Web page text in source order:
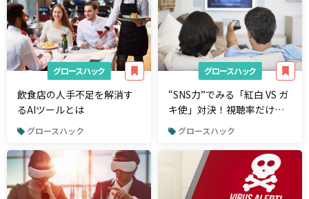
グロースハック
飲食店の人手不足を解消す
るAIツールとは
グロースハック
グロースハック
“SNS力”でみる「紅白 VS ガ
キ使」対決！視聴率だけで
は測れない現代のテレビ番
グロースハック